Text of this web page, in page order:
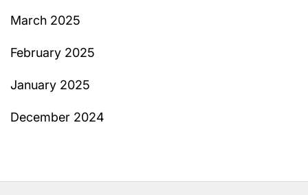
March 2025
February 2025
January 2025
December 2024